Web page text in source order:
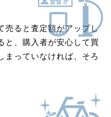
売ると査定額がアップし
と、購入者が安心して買
まっていなければ、そろ